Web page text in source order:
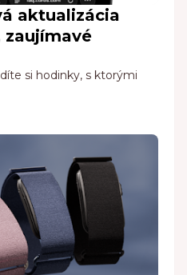
aktualizácia
zaujímavé
si hodinky, s ktorými